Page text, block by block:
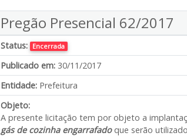
Pregão Presencial 62/2017
Status: Encerrada
Publicado em: 30/11/2017
Entidade: Prefeitura
Objeto:
A presente licitação tem por objeto a
gás de cozinha engarrafado que serão